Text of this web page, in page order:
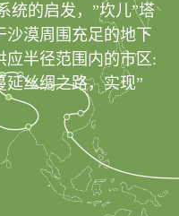
统的启发，”坎儿”塔
沙漠周围充足的地下
应半径范围内的市区:
延丝绸之路，实现”